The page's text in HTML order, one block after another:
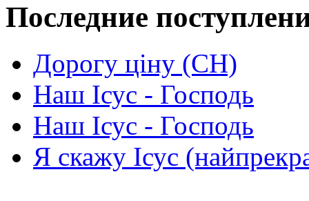
Последние
Дорогу ціну (СН)
Наш Ісус - Господь
Наш Ісус - Господь
Я скажу Ісус